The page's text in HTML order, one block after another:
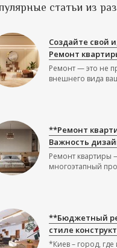
статьи из
Создайте свой
Ремонт
Ремонт — это не
внешнего вида
**Ремонт
Важность
Ремонт квартиры
многоэтапный
**Бюджетный
стиле
*Киев – город, где